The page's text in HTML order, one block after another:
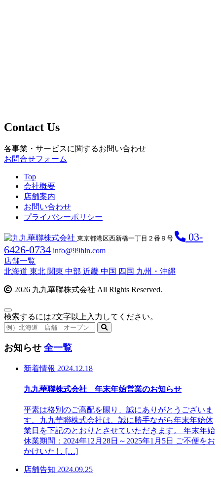
Contact Us
各事業・サービスに関するお問い合わせ
お問合せフォーム
Top
会社概要
店舗案内
お問い合わせ
プライバシーポリシー
東京都港区西新橋一丁目２番９号
03-
6426-0734 info@99hln.com
店舗一覧
北海道 東北 関東 中部 近畿 中国 四国 九州・沖縄
2026 九九華聯株式会社 All Rights Reserved.
検索するには2文字以上入力してください。
お知らせ 全一覧
新着情報 2024.12.18
九九華聯株式会社 年末年始営業のお知らせ
平素は格別のご高配を賜り、誠にありがとうございま
す。九九華聯株式会社は、誠に勝手ながら年末年始休
業日を下記のとおりとさせていただきます。 年末年始
休業期間：2024年12月28日～2025年1月5日 ご不便をお
かけいたし […]
店舗告知 2024.09.25